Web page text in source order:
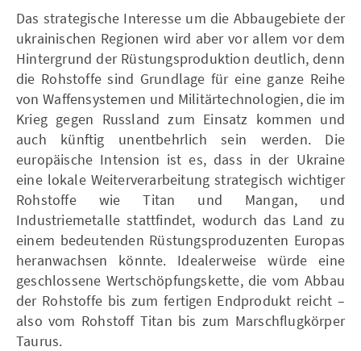
Das strategische Interesse um die Abbaugebiete der
ukrainischen Regionen wird aber vor allem vor dem
Hintergrund der Rüstungsproduktion deutlich, denn
die Rohstoffe sind Grundlage für eine ganze Reihe
von Waffensystemen und Militärtechnologien, die im
Krieg gegen Russland zum Einsatz kommen und
auch künftig unentbehrlich sein werden. Die
europäische Intension ist es, dass in der Ukraine
eine lokale Weiterverarbeitung strategisch wichtiger
Rohstoffe wie Titan und Mangan, und
Industriemetalle stattfindet, wodurch das Land zu
einem bedeutenden Rüstungsproduzenten Europas
heranwachsen könnte. Idealerweise würde eine
geschlossene Wertschöpfungskette, die vom Abbau
der Rohstoffe bis zum fertigen Endprodukt reicht –
also vom Rohstoff Titan bis zum Marschflugkörper
Taurus.